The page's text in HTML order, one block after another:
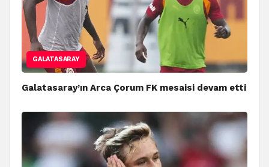
GALATASARAY
Galatasaray’ın Arca Çorum FK mesaisi devam etti